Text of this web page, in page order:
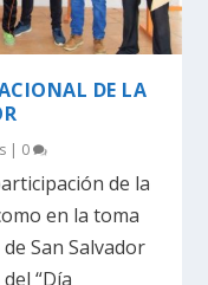
DE LA
| 0
de la
en la toma
San Salvador
“Día